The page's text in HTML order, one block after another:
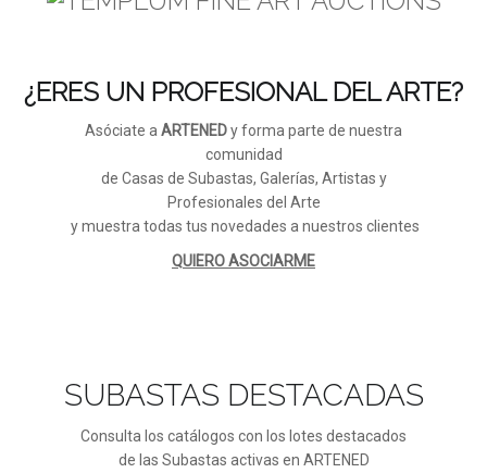
¿ERES UN PROFESIONAL DEL ARTE?
Asóciate a ARTENEDy forma parte de nuestra
comunidad
de Casas de Subastas, Galerías, Artistas y
Profesionales del Arte
y muestra todas tus novedades a nuestros clientes
QUIERO ASOCIARME
SUBASTAS DESTACADAS
Consulta los catálogos con los lotes destacados
de las Subastas activas en ARTENED